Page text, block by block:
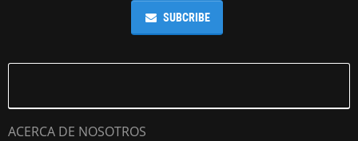
SUBCRIBE
ACERCA DE NOSOTROS